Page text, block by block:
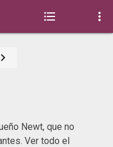
 

Newt, que no
Ver todo el